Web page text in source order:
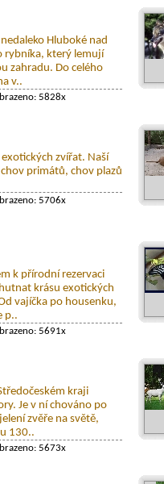
Hluboké nad
rybníka, který lemují
zahradu. Do celého
v..
5828x
zvířat. Naší
primátů, chov plazů
5706x
k přírodní rezervaci
krásu exotických
vajíčka po housenku,
p..
5691x
kraji
Je v ní chováno po
zvěře na světě,
130..
5673x